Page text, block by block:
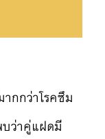
กกว่าโรคซึม
บว่าคู่แฝดมี